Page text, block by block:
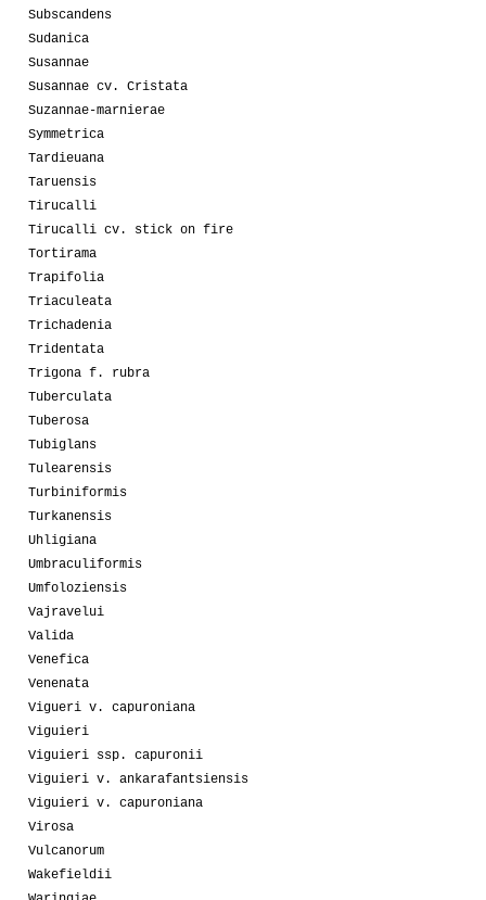
Subscandens
Sudanica
Susannae
Susannae cv. Cristata
Suzannae-marnierae
Symmetrica
Tardieuana
Taruensis
Tirucalli
Tirucalli cv. stick on fire
Tortirama
Trapifolia
Triaculeata
Trichadenia
Tridentata
Trigona f. rubra
Tuberculata
Tuberosa
Tubiglans
Tulearensis
Turbiniformis
Turkanensis
Uhligiana
Umbraculiformis
Umfoloziensis
Vajravelui
Valida
Venefica
Venenata
Vigueri v. capuroniana
Viguieri
Viguieri ssp. capuronii
Viguieri v. ankarafantsiensis
Viguieri v. capuroniana
Virosa
Vulcanorum
Wakefieldii